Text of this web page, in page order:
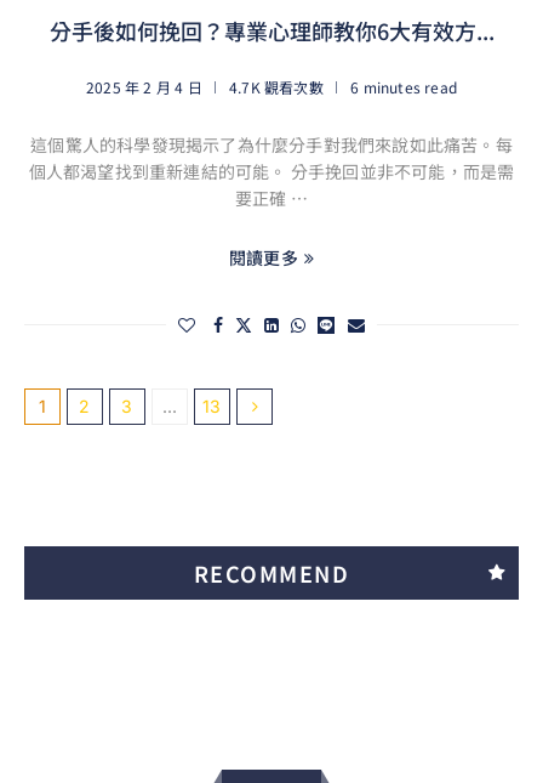
分手後如何挽回？專業心理師教你6大有效方...
2025 年 2 月 4 日 4.7K 觀看次數 6 minutes read
這個驚人的科學發現揭示了為什麼分手對我們來說如此痛苦。每
個人都渴望找到重新連結的可能。 分手挽回並非不可能，而是需
要正確 …
閱讀更多
1 2 3 ... 13
RECOMMEND